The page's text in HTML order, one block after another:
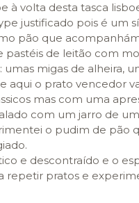
à volta desta tasca
justificado pois é um
pão que
pastéis de leitão com
umas migas de
aqui o prato vencedor
mas com uma
com um jarro de
o pudim de pão
e descontraído e o
repetir pratos e